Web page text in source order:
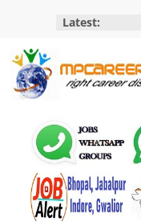
content
Latest:
MP
Career
Jobs